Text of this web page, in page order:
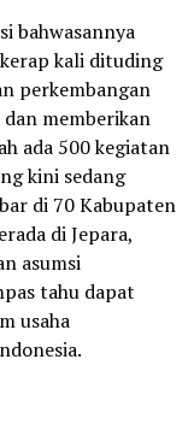
bahwasannya
kali dituding
perkembangan
memberikan
ada 500 kegiatan
kini sedang
di 70 Kabupaten
di Jepara,
asumsi
tahu dapat
usaha